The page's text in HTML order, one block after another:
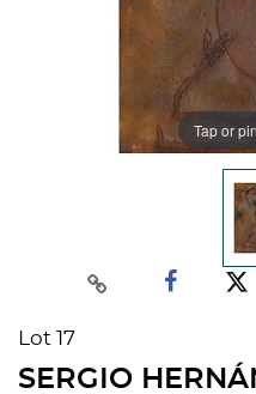
Tap or
Lot 17
SERGIO